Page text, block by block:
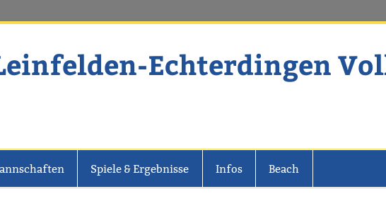
Echterdingen
Spiele & Ergebnisse Infos Beach